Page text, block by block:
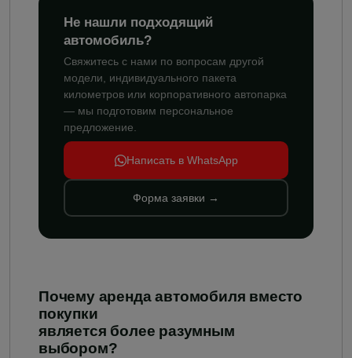
Не нашли подходящий
автомобиль?
Свяжитесь с нами по вопросам другой
модели, индивидуального пакета
километров или корпоративного автопарка
— мы подготовим персональное
предложение.
Написать в WhatsApp
Форма заявки →
Почему аренда автомобиля вместо
покупки
является более разумным
выбором?